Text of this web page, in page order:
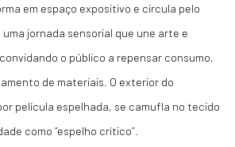
em espaço expositivo e circula pelo
jornada sensorial que une arte e
o público a repensar consumo,
de materiais. O exterior do
película espelhada, se camufla no tecido
como “espelho crítico”.